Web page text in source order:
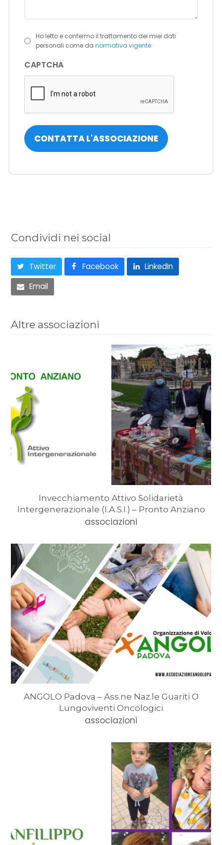
(Obbligatorio)
Ho letto e confermo il trattamento dei miei dati
personali come danormativa vigente
CAPTCHA
Condividi nei social
Twitter Facebook
LinkedIn
Email
Altre associazioni
Invecchiamento Attivo Solidarietà
Intergenerazionale (I.A.S.I.) – Pronto Anziano
associazioni
ANGOLO Padova – Ass.ne Naz.le Guariti O
Lungoviventi Oncologici
associazioni